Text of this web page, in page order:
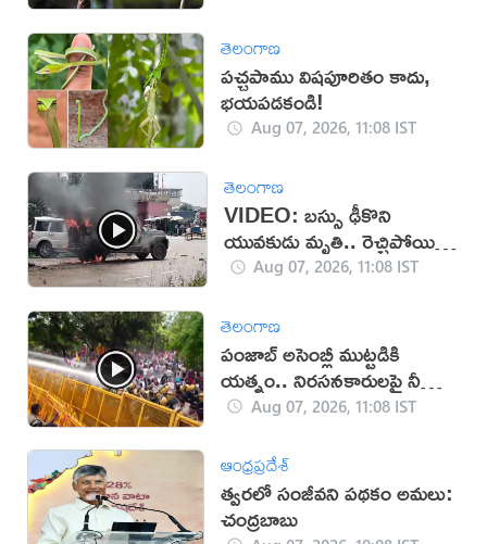
తెలంగాణ
పచ్చపాము విషపూరితం కాదు,
భయపడకండి!
Aug 07, 2026, 11:08 IST
తెలంగాణ
VIDEO: బస్సు ఢీకొని
యువకుడు మృతి.. రెచ్చిపోయిన
స్థానికులు!
Aug 07, 2026, 11:08 IST
తెలంగాణ
పంజాబ్ అసెంబ్లీ ముట్టడికి
యత్నం.. నిరసనకారులపై నీళ్ల
ఫిరంగులు!
Aug 07, 2026, 11:08 IST
ఆంధ్రప్రదేశ్
త్వరలో సంజీవని పథకం అమలు:
చంద్రబాబు